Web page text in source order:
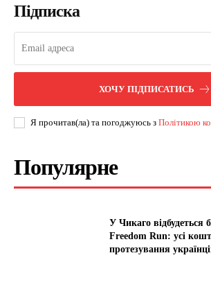
Підписка
ХОЧУ ПІДПИСАТИСЬ
Я прочитав(ла) та погоджуюсь з Політикою
Популярне
У Чикаго відбудеться
Freedom Run: усі
протезування